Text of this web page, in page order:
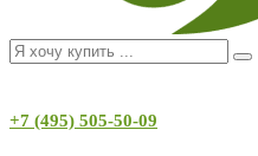
+7 (495) 505-50-09